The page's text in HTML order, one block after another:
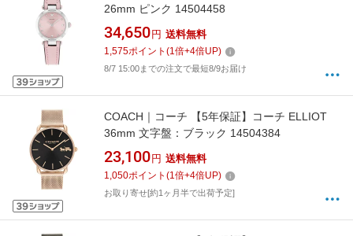
26mm ピンク 14504458
34,650 円 送料無料
1,575ポイント (1倍+4倍UP)
8/7 15:00までの注文で最短8/9お届け
COACH｜コーチ 【5年保証】コーチ ELLIOT
36mm 文字盤：ブラック 14504384
23,100 円 送料無料
1,050ポイント (1倍+4倍UP)
お取り寄せ[約1ヶ月半で出荷予定]